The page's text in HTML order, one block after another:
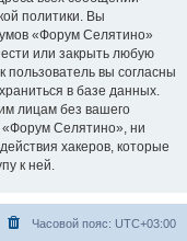
политики. Вы
«Форум Селятино»
или закрыть любую
вы согласны
в базе данных.
лицам без вашего
Селятино», ни
хакеров, которые
к ней.
Часовой пояс: UTC+03:00